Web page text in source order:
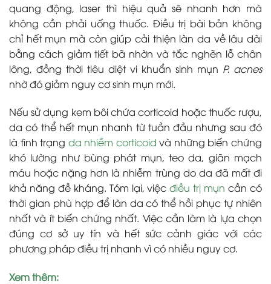
quang động, laser thì hiệu quả sẽ nhanh hơn mà
không cần phải uống thuốc. Điều trị bài bản không
chỉ hết mụn mà còn giúp cải thiện làn da về lâu dài
bằng cách giảm tiết bã nhờn và tắc nghẽn lỗ chân
lông, đồng thời tiêu diệt vi khuẩn sinh mụn P. acnes
nhờ đó giảm nguy cơ sinh mụn mới.
Nếu sử dụng kem bôi chứa corticoid hoặc thuốc rượu,
da có thể hết mụn nhanh từ tuần đầu nhưng sau đó
là tình trạng da nhiễm corticoid và những biến chứng
khó lường như bùng phát mụn, teo da, giãn mạch
máu hoặc nặng hơn là nhiễm trùng do da đã mất đi
khả năng đề kháng. Tóm lại, việcđiều trị mụn cần có
thời gian phù hợp để làn da có thể hồi phục tự nhiên
nhất và ít biến chứng nhất. Việc cần làm là lựa chọn
đúng cơ sở uy tín và hết sức cảnh giác với các
phương pháp điều trị nhanh vì có nhiều nguy cơ.
Xem thêm: